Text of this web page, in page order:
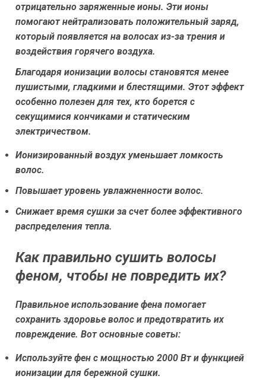
отрицательно заряженные ионы. Эти ионы
помогают нейтрализовать положительный заряд,
который появляется на волосах из-за трения и
воздействия горячего воздуха.
Благодаря ионизации волосы становятся менее
пушистыми, гладкими и блестящими. Этот эффект
особенно полезен для тех, кто борется с
секущимися кончиками и статическим
электричеством.
Ионизированный воздух уменьшает ломкость
волос.
Повышает уровень увлажненности волос.
Снижает время сушки за счет более эффективного
распределения тепла.
Как правильно сушить волосы
феном, чтобы не повредить их?
Правильное использование фена помогает
сохранить здоровье волос и предотвратить их
повреждение. Вот основные советы:
Используйте фен с мощностью 2000 Вт и функцией
ионизации для бережной сушки.